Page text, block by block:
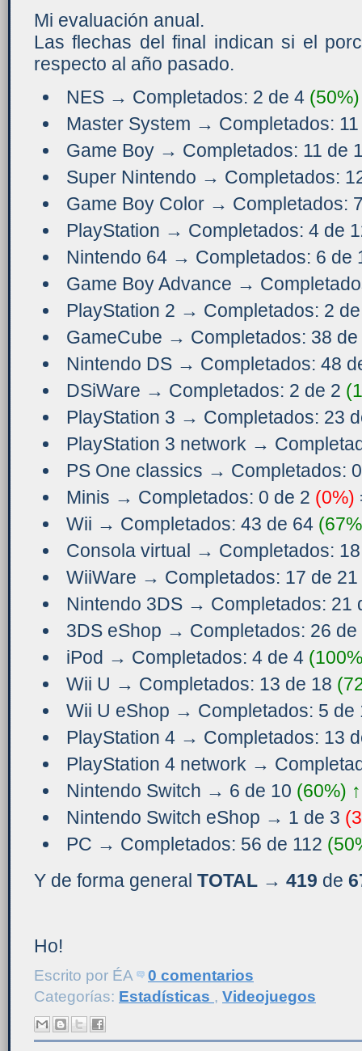
Mi evaluación anual.
Las flechas del final indican si el
respecto al año pasado.
NES → Completados: 2 de 4 (50%)
Master System → Completados:
Game Boy → Completados: 11 de
Super Nintendo → Completados:
Game Boy Color → Completados:
PlayStation → Completados: 4 de
Nintendo 64 → Completados: 6 de
Game Boy Advance →
PlayStation 2 → Completados: 2
GameCube → Completados: 38
Nintendo DS → Completados: 48
DSiWare → Completados: 2 de 2
PlayStation 3 → Completados: 23
PlayStation 3 network →
PS One classics → Completados:
Minis → Completados: 0 de 2 (0%)
Wii → Completados: 43 de 64
Consola virtual → Completados:
WiiWare → Completados: 17 de 21
Nintendo 3DS → Completados: 21
3DS eShop → Completados: 26
iPod → Completados: 4 de 4
Wii U → Completados: 13 de 18
Wii U eShop → Completados: 5
PlayStation 4 → Completados: 13
PlayStation 4 network →
Nintendo Switch → 6 de 10 (60%) ↑
Nintendo Switch eShop → 1 de 3
PC → Completados: 56 de 112
Y de forma general TOTAL → 419 de
Ho!
Escrito por ÉA
0 comentarios
Categorías: Estadísticas , Videojuegos